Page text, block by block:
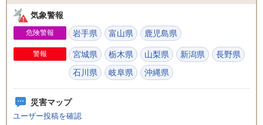
気象警報
危険警報 岩手県 富山県 鹿児島県
警報 宮城県 栃木県 山梨県 新潟県
長野県
石川県
岐阜県 沖縄県
災害マップ
ユーザー投稿を確認